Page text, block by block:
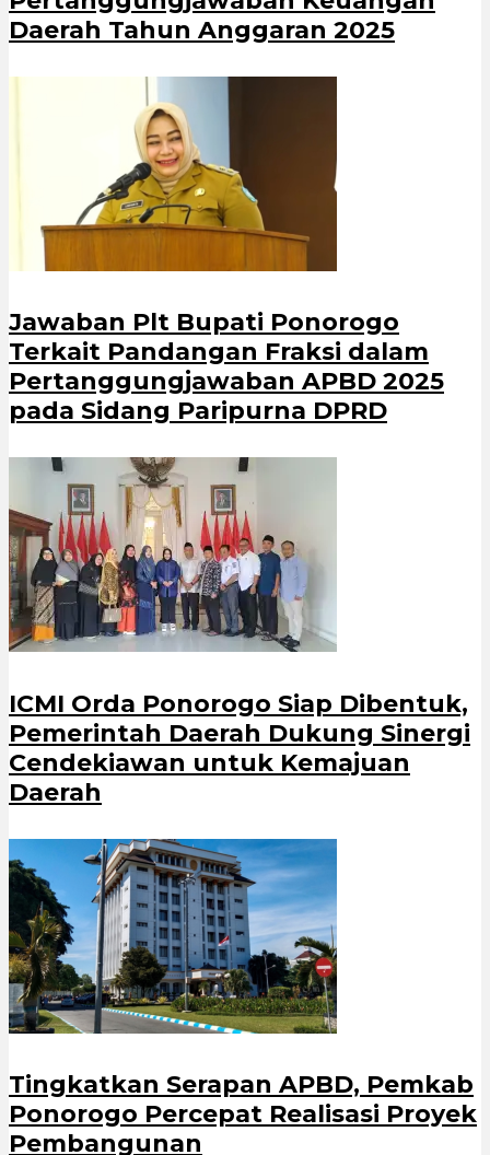
Daerah Tahun Anggaran 2025
Jawaban Plt Bupati Ponorogo
Terkait Pandangan Fraksi dalam
Pertanggungjawaban APBD 2025
pada Sidang Paripurna DPRD
ICMI Orda Ponorogo Siap Dibentuk,
Pemerintah Daerah Dukung Sinergi
Cendekiawan untuk Kemajuan
Daerah
Tingkatkan Serapan APBD, Pemkab
Ponorogo Percepat Realisasi Proyek
Pembangunan